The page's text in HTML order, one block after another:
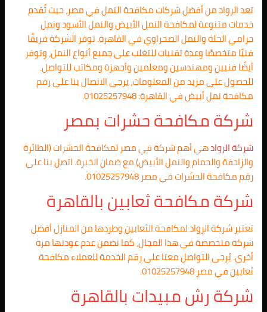
تعد الرواد من أفضل شركات مكافحة النمل في مصر، حيث تُقدم
خدمات متنوعة لمكافحة النمل الأبيض والنمل الأسود ونمل
حرامي الحلة والنمل الصحراوي في القاهرة. توفر الشركة فريقًا
فنيًا متخصصًا وعدة تقنيات للتغلب على جميع أنواع النمل، وتوفر
أيضًا فنيين ومهندسين ومعلمين وأجهزة ومكاتب للتواصل.
للحصول على مزيد من المعلومات، يرجى الاتصال بنا على رقم
مكافحة نمل أبيض في القاهرة: 01025257948.
شركة مكافحة حشرات بمصر
شركة الروادهي أهم شركة في مصر لمكافحة الحشرات (الطائرة
والزاحفة والحمام والنمل الأبيض) مع ضمان الخبرة. اتصل بنا على
رقم مكافحة الحشرات في مصر 01025257948.
شركة مكافحة ثعابين بالقاهرة
تعتبر شركة الرواد لمكافحة الثعابين وطردها من المنازل أفضل
شركة متخصصة في هذا المجال، كما نضمن عدم عودتها مرة
أخرى. يُرجى التواصل معنا على رقم الخدمة للعملاء مكافحة
ثعابين في مصر 01025257948.
شركة رش مبيدات بالقاهرة